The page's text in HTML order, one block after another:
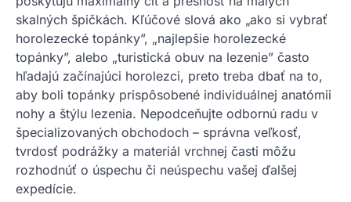
skalných špičkách. Kľúčové slová ako „ako si vybrať
horolezecké topánky”, „najlepšie horolezecké
topánky”, alebo „turistická obuv na lezenie” často
hľadajú začínajúci horolezci, preto treba dbať na to,
aby boli topánky prispôsobené individuálnej anatómii
nohy a štýlu lezenia. Nepodceňujte odbornú radu v
špecializovaných obchodoch – správna veľkosť,
tvrdosť podrážky a materiál vrchnej časti môžu
rozhodnúť o úspechu či neúspechu vašej ďalšej
expedície.